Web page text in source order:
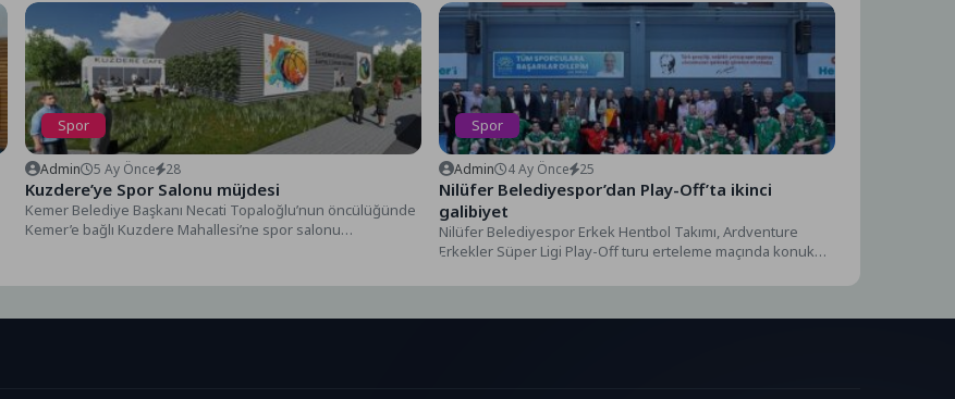
Spor
Admin 5 Ay Önce 28
Kuzdere’ye Spor Salonu müjdesi
Kemer Belediye Başkanı Necati Topaloğlu’nun öncülüğünde
Kemer’e bağlı Kuzdere Mahallesi’ne spor salonu
Spor
Admin 4 Ay Önce 25
Nilüfer Belediyespor’dan Play-Off’ta ikinci
galibiyet
Nilüfer Belediyespor Erkek Hentbol Takımı, Ardventure
Erkekler Süper Ligi Play-Off turu erteleme maçında konuk